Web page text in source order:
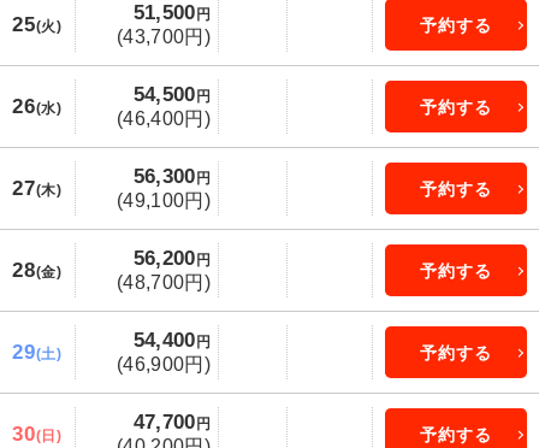
25(火)
51,500 円
(43,700円)
予約する
26(水)
54,500 円
(46,400円)
予約する
27(木)
56,300 円
(49,100円)
予約する
28(金)
56,200 円
(48,700円)
予約する
29(土)
54,400 円
(46,900円)
予約する
30(日)
47,700 円
予約する